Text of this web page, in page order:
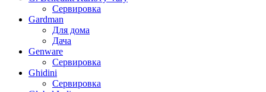
Сервировка
Gardman
Для дома
Дача
Genware
Сервировка
Ghidini
Сервировка